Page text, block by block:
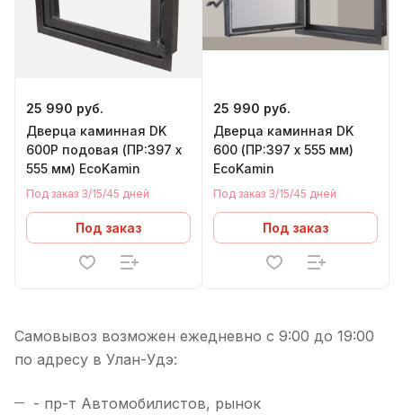
25 990 руб.
Дверца каминная DK
600Р подовая (ПР:397 х
555 мм) EcoKamin
Под заказ 3/15/45 дней
Под заказ
25 990 руб.
Дверца каминная DK
600 (ПР:397 х 555 мм)
EcoKamin
Под заказ 3/15/45 дней
Под заказ
Самовывоз возможен ежедневно с 9:00 до 19:00
по адресу в Улан-Удэ:
- пр-т Автомобилистов, рынок